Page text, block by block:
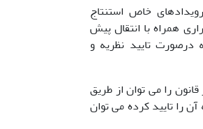
خاص استنتاج
همراه با انتقال پیش
تایید نظریه و
را می توان از طریق
را تایید کرده می توان